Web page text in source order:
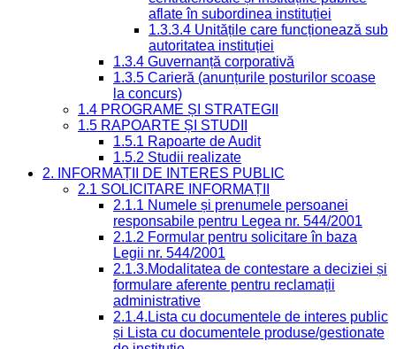
aflate în subordinea instituției
1.3.3.4 Unitățile care funcționează sub
autoritatea instituției
1.3.4 Guvernanță corporativă
1.3.5 Carieră (anunțurile posturilor scoase
la concurs)
1.4 PROGRAME ȘI STRATEGII
1.5 RAPOARTE ȘI STUDII
1.5.1 Rapoarte de Audit
1.5.2 Studii realizate
2. INFORMAȚII DE INTERES PUBLIC
2.1 SOLICITARE INFORMAȚII
2.1.1 Numele și prenumele persoanei
responsabile pentru Legea nr. 544/2001
2.1.2 Formular pentru solicitare în baza
Legii nr. 544/2001
2.1.3.Modalitatea de contestare a deciziei și
formulare aferente pentru reclamații
administrative
2.1.4.Lista cu documentele de interes public
și Lista cu documentele produse/gestionate